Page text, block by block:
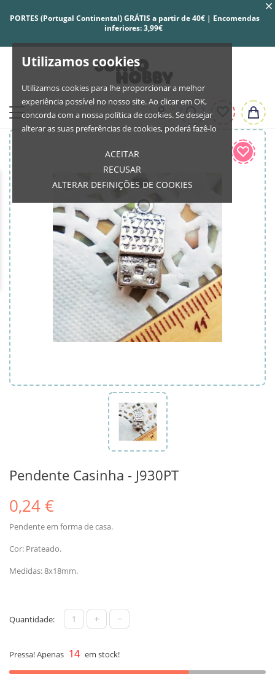
Utilizamos cookies
Utilizamos cookies para lhe proporcionar a melhor
experiência possível no nosso site. Ao clicar em OK,
concorda com a nossa política de cookies. Se desejar
alterar as suas preferências de cookies, poderá fazê-lo
ACEITAR
RECUSAR
ALTERAR DEFINIÇÕES DE COOKIES
PORTES (Portugal Continental) GRÁTIS a partir de 40€ | Encomendas
inferiores: 3,99€
Pendente Casinha - J930PT
0,24 €
Pendente em forma de casa.
Cor: Prateado.
Medidas: 8x18mm.
Quantidade: + -
Pressa! Apenas 14 em stock!